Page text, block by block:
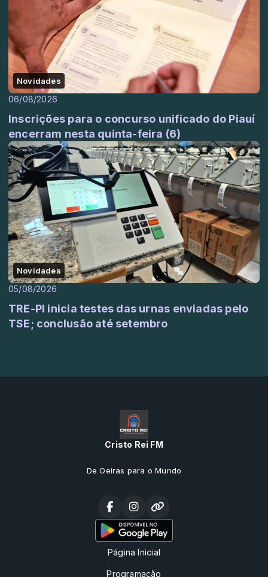
Novidades
06/08/2026
Inscrições para o concurso unificado do Piauí
encerram nesta quinta-feira (6)
Novidades
05/08/2026
TRE-PI inicia testes das urnas enviadas pelo
TSE; conclusão até setembro
Cristo Rei FM
De Oeiras para o Mundo
Página Inicial
Programação